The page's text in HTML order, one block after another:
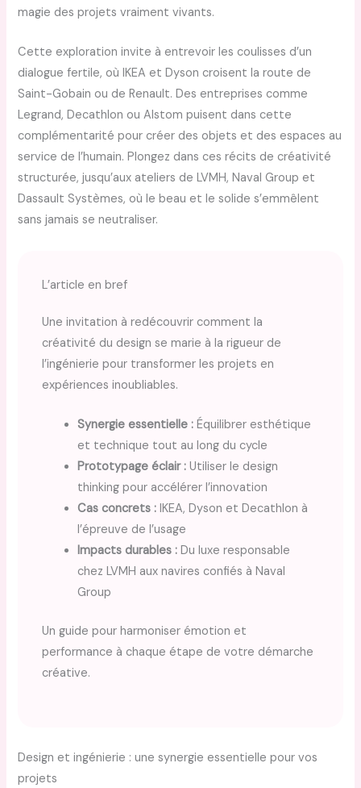
magie des projets vraiment vivants.
Cette exploration invite à entrevoir les coulisses d’un
dialogue fertile, où IKEA et Dyson croisent la route de
Saint-Gobain ou de Renault. Des entreprises comme
Legrand, Decathlon ou Alstom puisent dans cette
complémentarité pour créer des objets et des espaces au
service de l’humain. Plongez dans ces récits de créativité
structurée, jusqu’aux ateliers de LVMH, Naval Group et
Dassault Systèmes, où le beau et le solide s’emmêlent
sans jamais se neutraliser.
L’article en bref
Une invitation à redécouvrir comment la
créativité du design se marie à la rigueur de
l’ingénierie pour transformer les projets en
expériences inoubliables.
Synergie essentielle : Équilibrer esthétique
et technique tout au long du cycle
Prototypage éclair : Utiliser le design
thinking pour accélérer l’innovation
Cas concrets : IKEA, Dyson et Decathlon à
l’épreuve de l’usage
Impacts durables : Du luxe responsable
chez LVMH aux navires confiés à Naval
Group
Un guide pour harmoniser émotion et
performance à chaque étape de votre démarche
créative.
Design et ingénierie : une synergie essentielle pour vos
projets